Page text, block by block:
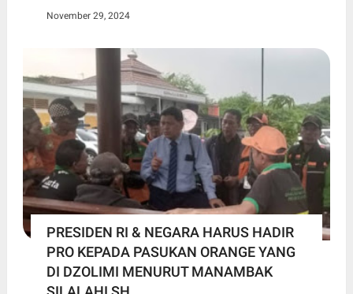
November 29, 2024
PRESIDEN RI & NEGARA HARUS HADIR
PRO KEPADA PASUKAN ORANGE YANG
DI DZOLIMI MENURUT MANAMBAK